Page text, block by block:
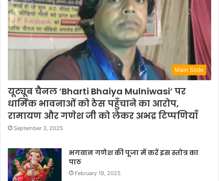
Main Slide
यूट्यूब चैनल ‘Bharti Bhaiya Mulniwasi’ पर
धार्मिक भावनाओं को ठेस पहुँचाने का आरोप,
रामायण और गणेश जी को लेकर अभद्र टिप्पणियाँ
September 3, 2025
भगवान गणेश की पूजा में करें इस स्तोत्र का
पाठ
February 19, 2025